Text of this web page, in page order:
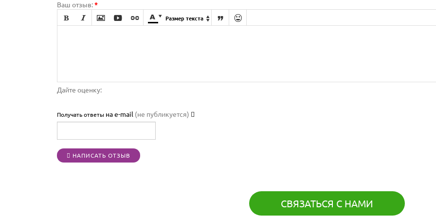
Ваш отзыв:*

      Размер текста   
Дайте оценку:
Получать ответы на e-mail (не публикуется)
НАПИСАТЬ ОТЗЫВ
СВЯЗАТЬСЯ С НАМИ